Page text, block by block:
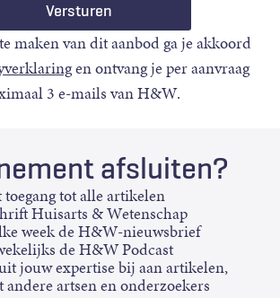
maken van dit aanbod ga je akkoord
en ontvang je per aanvraag
3 e-mails van H&W.
afsluiten?
tot alle artikelen
Huisarts & Wetenschap
week de H&W-nieuwsbrief
de H&W Podcast
jouw expertise bij aan artikelen,
andere artsen en onderzoekers